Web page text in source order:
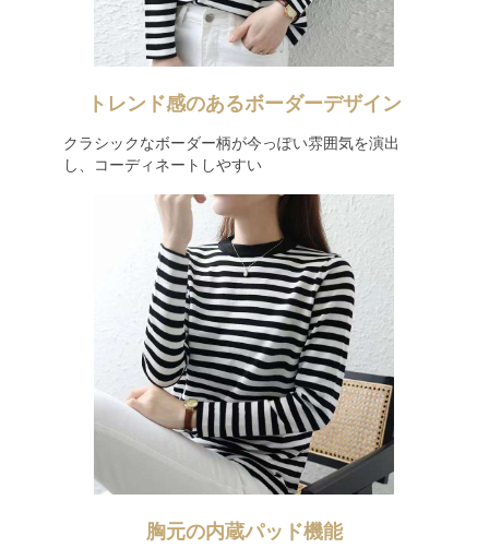
トレンド感のあるボーダーデザイン
クラシックなボーダー柄が今っぽい雰囲気を演出
し、コーディネートしやすい
胸元の内蔵パッド機能